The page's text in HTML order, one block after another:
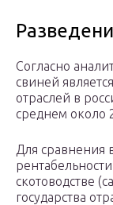
Согласно
свиней
отраслей в
среднем около
Для сравнения
скотоводстве
государства